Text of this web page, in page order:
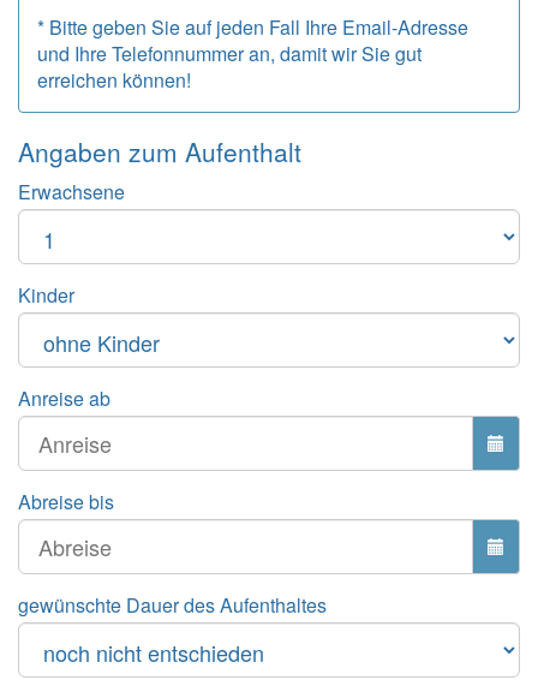
* Bitte geben Sie auf jeden Fall Ihre Email-Adresse
und Ihre Telefonnummer an, damit wir Sie gut
erreichen können!
Angaben zum Aufenthalt
Erwachsene
Kinder
Anreise ab
Abreise bis
gewünschte Dauer des Aufenthaltes